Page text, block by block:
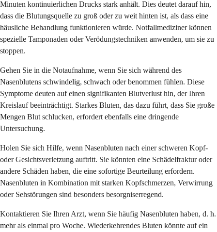
Minuten kontinuierlichen Drucks stark anhält. Dies deutet darauf hin,
dass die Blutungsquelle zu groß oder zu weit hinten ist, als dass eine
häusliche Behandlung funktionieren würde. Notfallmediziner können
spezielle Tamponaden oder Verödungstechniken anwenden, um sie zu
stoppen.
Gehen Sie in die Notaufnahme, wenn Sie sich während des
Nasenblutens schwindelig, schwach oder benommen fühlen. Diese
Symptome deuten auf einen signifikanten Blutverlust hin, der Ihren
Kreislauf beeinträchtigt. Starkes Bluten, das dazu führt, dass Sie große
Mengen Blut schlucken, erfordert ebenfalls eine dringende
Untersuchung.
Holen Sie sich Hilfe, wenn Nasenbluten nach einer schweren Kopf-
oder Gesichtsverletzung auftritt. Sie könnten eine Schädelfraktur oder
andere Schäden haben, die eine sofortige Beurteilung erfordern.
Nasenbluten in Kombination mit starken Kopfschmerzen, Verwirrung
oder Sehstörungen sind besonders besorgniserregend.
Kontaktieren Sie Ihren Arzt, wenn Sie häufig Nasenbluten haben, d. h.
mehr als einmal pro Woche. Wiederkehrendes Bluten könnte auf ein